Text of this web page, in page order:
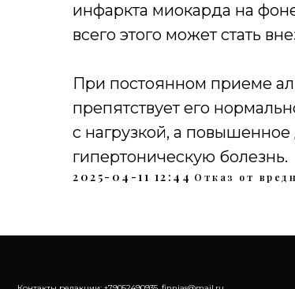
инфаркта миокарда на
всего этого может стать
При постоянном приеме
препятствует его
с нагрузкой, а
гипертоническую болезнь.
2025-04-11 12:44 Отказ от